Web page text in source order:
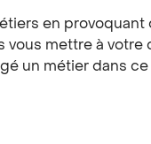
en
mettre à
un métier dans